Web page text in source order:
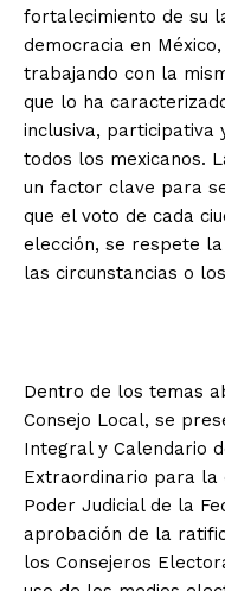
fortalecimiento de su
democracia en
trabajando con la
que lo ha
inclusiva, participativa
todos los mexicanos.
un factor clave para
que el voto de cada
elección, se respete
las circunstancias o
Dentro de los temas
Consejo Local, se
Integral y Calendario
Extraordinario para la
Poder Judicial de la
aprobación de la
los Consejeros